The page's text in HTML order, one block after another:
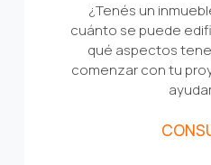
¿Tenés un
cuánto se puede
qué aspectos
comenzar con tu